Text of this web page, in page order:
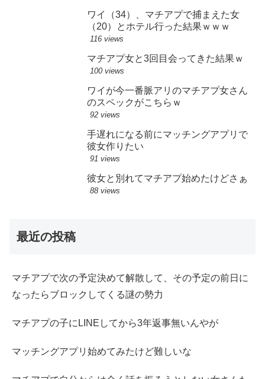
ワイ（34）、マチアプで捕まえた女
（20）とホテル行った結果ｗｗｗ
116 views
マチアプ女と3回目会ってきた結果ｗ
100 views
ワイが今一番脈アリのマチアプ女さん
のスペックがこちらｗ
92 views
手遅れになる前にマッチングアプリで
彼女作りたい
91 views
彼女と別れてマチアプ始めたけどさぁ
88 views
最近の投稿
マチアプで次の予定決めて解散して、その予定の前日に
なったらブロックしてくる謎の勢力
マチアプの子にLINEしてから3年返事無いんやが
マッチングアプリ始めてみたけど難しいな